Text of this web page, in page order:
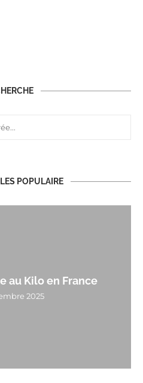
POPULAIRE
au Kilo en France
2025